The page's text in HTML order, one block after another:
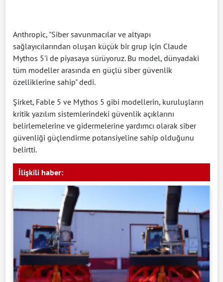
Anthropic, "Siber savunmacılar ve altyapı
sağlayıcılarından oluşan küçük bir grup için Claude
Mythos 5'i de piyasaya sürüyoruz. Bu model, dünyadaki
tüm modeller arasında en güçlü siber güvenlik
özelliklerine sahip" dedi.
Şirket, Fable 5 ve Mythos 5 gibi modellerin, kuruluşların
kritik yazılım sistemlerindeki güvenlik açıklarını
belirlemelerine ve gidermelerine yardımcı olarak siber
güvenliği güçlendirme potansiyeline sahip olduğunu
belirtti.
İlişkili haber: